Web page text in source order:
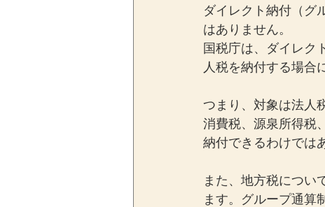
ダイレクト納付（グ
はありません。
国税庁は、ダイレク
人税を納付する場合
つまり、対象は法人
消費税、源泉所得税
納付できるわけでは
また、地方税につい
ます。グループ通算